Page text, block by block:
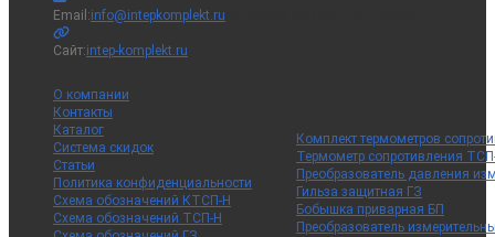
Email:info@intepkomplekt.ru
Сайт:intep-komplekt.ru
О компании
Контакты
Каталог
Система скидок
Статьи
Политика конфиденциальности
Схема обозначений КТСП-Н
Схема обозначений ТСП-Н
Комплект термометров
Термометр сопротивления
Преобразователь давления
Гильза защитная ГЗ
Бобышка приварная БП
Преобразователь